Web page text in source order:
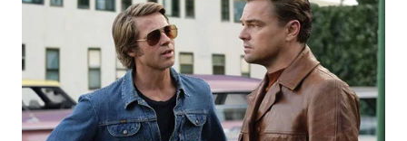
TOBA
WN
NIAS
WN